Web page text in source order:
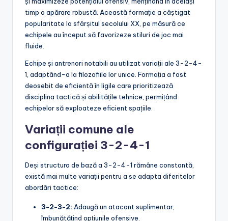
timp o apărare robustă. Această formație a câștigat
popularitate la sfârșitul secolului XX, pe măsură ce
echipele au început să favorizeze stiluri de joc mai
fluide.
Echipe și antrenori notabili au utilizat variații ale 3-2-4-
1, adaptând-o la filozofiile lor unice. Formația a fost
deosebit de eficientă în ligile care prioritizează
disciplina tactică și abilitățile tehnice, permițând
echipelor să exploateze eficient spațiile.
Variații comune ale
configurației 3-2-4-1
Deși structura de bază a 3-2-4-1 rămâne constantă,
există mai multe variații pentru a se adapta diferitelor
abordări tactice:
3-2-3-2: Adaugă un atacant suplimentar,
îmbunătățind opțiunile ofensive.